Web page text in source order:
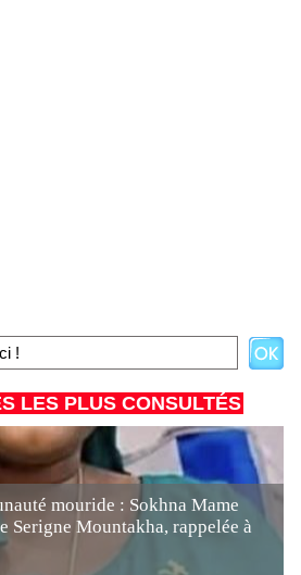
LES PLUS CONSULTÉS
mouride : Sokhna Mame
Serigne Mountakha, rappelée à